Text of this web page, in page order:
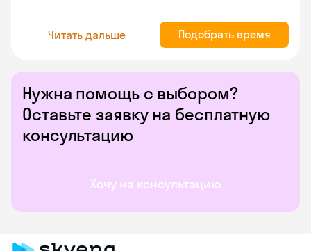
Нужна помощь с выбором?
Оставьте заявку на бесплатную
консультацию
Хочу на консультацию
Читать дальше Подобрать время